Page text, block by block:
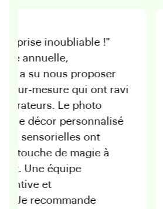
inoubliable !"
proposer
qui ont ravi
Le photo
personnalisé
ont
de magie à
équipe
"Une
ont
été
Une